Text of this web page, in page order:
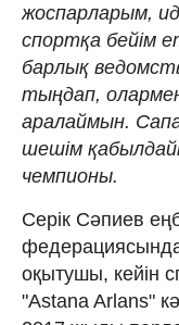
жоспарларым,
спортқа бейім
барлық
тыңдап,
аралаймын.
шешім
чемпионы.
Серік Сәпиев
оқытушы, кейін
"Astana Arlans"